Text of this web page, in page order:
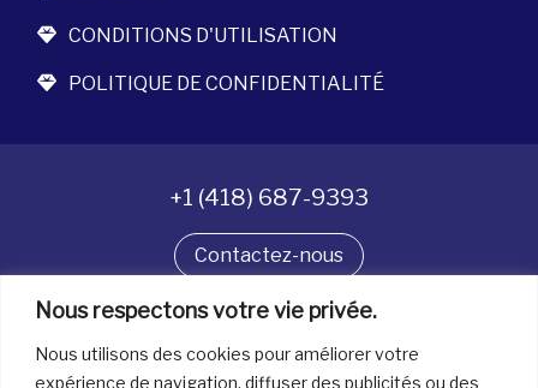
Nous respectons votre vie privée.
Nous utilisons des cookies pour améliorer votre
expérience de navigation, diffuser des publicités ou des
CONDITIONS D'UTILISATION
POLITIQUE DE CONFIDENTIALITÉ
+1 (418) 687-9393
Contactez-nous
Suivez-nous